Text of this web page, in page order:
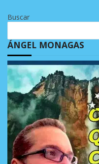
Buscar
ÁNGEL MONAGAS